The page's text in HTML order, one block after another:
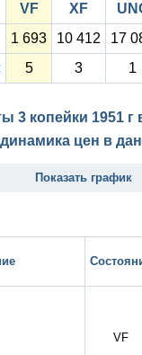
VF XF
1 693 10 412
17
5 3 1
3 копейки 1951 г
цен в
Показать график
VF